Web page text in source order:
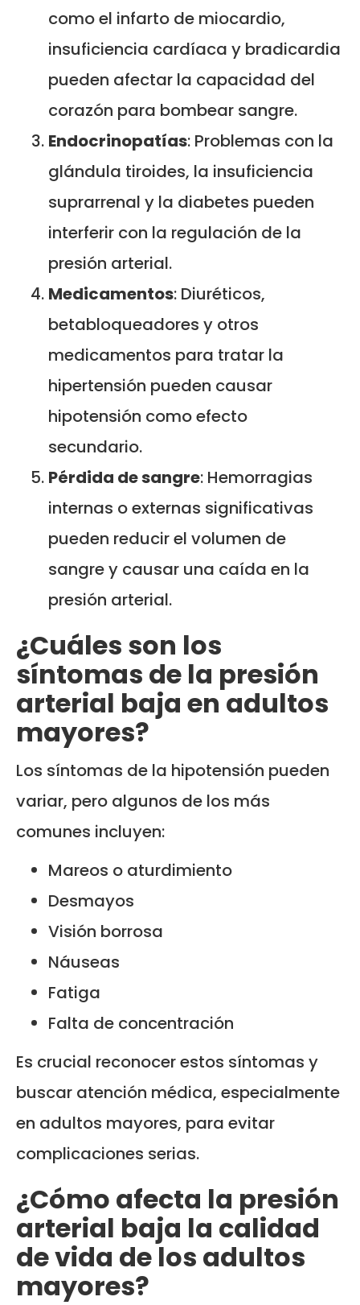
como el infarto de miocardio,
insuficiencia cardíaca y bradicardia
pueden afectar la capacidad del
corazón para bombear sangre.
Endocrinopatías: Problemas con la
glándula tiroides, la insuficiencia
suprarrenal y la diabetes pueden
interferir con la regulación de la
presión arterial.
Medicamentos: Diuréticos,
betabloqueadores y otros
medicamentos para tratar la
hipertensión pueden causar
hipotensión como efecto
secundario.
Pérdida de sangre: Hemorragias
internas o externas significativas
pueden reducir el volumen de
sangre y causar una caída en la
presión arterial.
¿Cuáles son los
síntomas de la presión
arterial baja en adultos
mayores?
Los síntomas de la hipotensión pueden
variar, pero algunos de los más
comunes incluyen:
Mareos o aturdimiento
Desmayos
Visión borrosa
Náuseas
Fatiga
Falta de concentración
Es crucial reconocer estos síntomas y
buscar atención médica, especialmente
en adultos mayores, para evitar
complicaciones serias.
¿Cómo afecta la presión
arterial baja la calidad
de vida de los adultos
mayores?